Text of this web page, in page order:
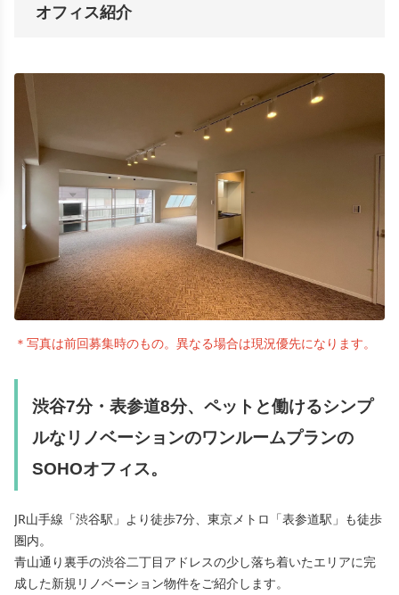
オフィス紹介
＊写真は前回募集時のもの。異なる場合は現況優先になります。
渋谷7分・表参道8分、ペットと働けるシンプ
ルなリノベーションのワンルームプランの
SOHOオフィス。
JR山手線「渋谷駅」より徒歩7分、東京メトロ「表参道駅」も徒歩
圏内。
青山通り裏手の渋谷二丁目アドレスの少し落ち着いたエリアに完
成した新規リノベーション物件をご紹介します。